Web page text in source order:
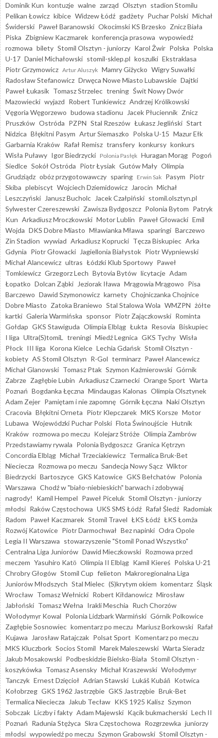
Dominik Kun kontuzje walne zarząd Olsztyn stadion Stomilu
Pelikan Łowicz kibice Widzew Łódź gadżety Puchar Polski Michał
Świderski Paweł Baranowski Okocimski KS Brzesko Znicz Biała
Piska Zbigniew Kaczmarek konferencja prasowa wypowiedź
rozmowa bilety Stomil Olsztyn - juniorzy Karol Żwir Polska Polska
U-17 Daniel Michałowski stomil-sklep.pl koszulki Ekstraklasa
Piotr Grzymowicz Artur Aluszyk Mamry Giżycko Wigry Suwałki
Radosław Stefanowicz Drwęca Nowe Miasto Lubawskie Dajtki
Paweł Łukasik Tomasz Strzelec trening Świt Nowy Dwór
Mazowiecki wyjazd Robert Tunkiewicz Andrzej Królikowski
Vęgoria Węgorzewo budowa stadionu Jacek Płuciennik Znicz
Pruszków Ostróda PZPN Stal Rzeszów Łukasz Jegliński Start
Nidzica Błękitni Pasym Artur Siemaszko Polska U-15 Mazur Ełk
Garbarnia Kraków Rafał Remisz transfery konkursy konkurs
Wisła Puławy Igor Biedrzycki Polonia Pasłęk Huragan Morąg Pogoń
Siedlce Sokół Ostróda Piotr Łysiak Gutów Mały Olimpia
Grudziądz obóz przygotowawczy sparing Erwin Sak Pasym Piotr
Skiba plebiscyt Wojciech Dziemidowicz Jarocin Michał
Leszczyński
Janusz Bucholc Jacek Czałpiński stomil.olsztyn.pl
Sylwester Czereszewski Zawisza Bydgoszcz Polonia Bytom Patryk
Kun Arkadiusz Mroczkowski Motor Lublin Paweł Głowacki Emil
Wojda DKS Dobre Miasto Mławianka Mława sparingi Barczewo
Zin Stadion wywiad Arkadiusz Koprucki Tęcza Biskupiec Arka
Gdynia Piotr Głowacki Jagiellonia Białystok Piotr Wypniewski
Michał Alancewicz ultras Łódzki Klub Sportowy Paweł
Tomkiewicz Grzegorz Lech Bytovia Bytów licytacje Adam
Łopatko Dolcan Ząbki Jeziorak Iława Mrągowia Mrągowo Pisa
Barczewo Dawid Szymonowicz karnety Chojniczanka Chojnice
Dobre Miasto Zatoka Braniewo Stal Stalowa Wola WMZPN żółte
kartki Galeria Warmińska sponsor Piotr Zajączkowski Rominta
Gołdap GKS Stawiguda Olimpia Elbląg Łukta Resovia Biskupiec
I liga Ultra(S)tomiL treningi Miedź Legnica GKS Tychy Wisła
Płock III liga Korona Kielce Lechia Gdańsk Stomil Olsztyn -
kobiety AS Stomil Olsztyn R-Gol terminarz Paweł Alancewicz
Michał Glanowski Tomasz Ptak Szymon Kaźmierowski Górnik
Zabrze Zagłębie Lubin Arkadiusz Czarnecki Orange Sport Warta
Poznań Bogdanka Łęczna Mindaugas Kalonas Olimpia Olsztynek
Adam Zejer Pamiętam i nie zapomnę Górnik Łęczna Naki Olsztyn
Cracovia Błękitni Orneta Piotr Klepczarek MKS Korsze Motor
Lubawa Wojewódzki Puchar Polski Flota Świnoujście Hutnik
Kraków rozmowa po meczu Kolejarz Stróże Olimpia Zambrów
Przedstawiamy rywala Polonia Bydgoszcz Granica Kętrzyn
Concordia Elbląg Michał Trzeciakiewicz Termalica Bruk-Bet
Nieciecza Rozmowa po meczu Sandecja Nowy Sącz Wiktor
Biedrzycki Bartoszyce GKS Katowice GKS Bełchatów Polonia
Warszawa Chodź w "biało-niebieskich" barwach i zdobywaj
nagrody!
Kamil Hempel Paweł Piceluk Stomil Olsztyn - juniorzy
młodsi Raków Częstochowa UKS SMS Łódź Rafał Śledź Radomiak
Radom Paweł Kaczmarek Stomil Travel ŁKS Łódź ŁKS Łomża
Rozwój Katowice Piotr Darmochwał Bez napinki Odra Opole
Legia II Warszawa stowarzyszenie "Stomil Ponad Wszystko"
Centralna Liga Juniorów Dawid Mieczkowski Rozmowa przed
meczem Yasuhiro Katō Olimpia II Elbląg Kamil Kiereś Polska U-21
Chrobry Głogów Stomil Cup felieton Makroregionalna Liga
Juniorów Młodszych Stal Mielec (S)krytym okiem komentarz Śląsk
Wrocław Tomasz Wełnicki Robert Kiłdanowicz Mirosław
Jabłoński Tomasz Wełna Irakli Meschia Ruch Chorzów
Wołodymyr Kowal Polonia Lidzbark Warmiński Górnik Polkowice
Zagłębie Sosnowiec komentarz po meczu Mariusz Borkowski Rafał
Kujawa
Jarosław Ratajczak Polsat Sport Komentarz po meczu
MKS Kluczbork Socios Stomil Marek Maleszewski Warta Sieradz
Jakub Mosakowski Podbeskidzie Bielsko-Biała Stomil Olsztyn -
koszykówka Tomasz Asensky Michał Kraszewski Wołodymyr
Tanczyk Ernest Dzięcioł Adrian Stawski Lukáš Kubáň Kotwica
Kołobrzeg GKS 1962 Jastrzębie GKS Jastrzębie Bruk-Bet
Termalica Nieciecza
Jakub Tecław KKS 1925 Kalisz Szymon
Sobczak Liczby i fakty Adam Majewski Kącik bukmacherski Lech II
Poznań Radunia Stężyca Skra Częstochowa Rozgrzewka juniorzy
młodsi wypowiedź po meczu Szymon Grabowski Stomil Olsztyn -